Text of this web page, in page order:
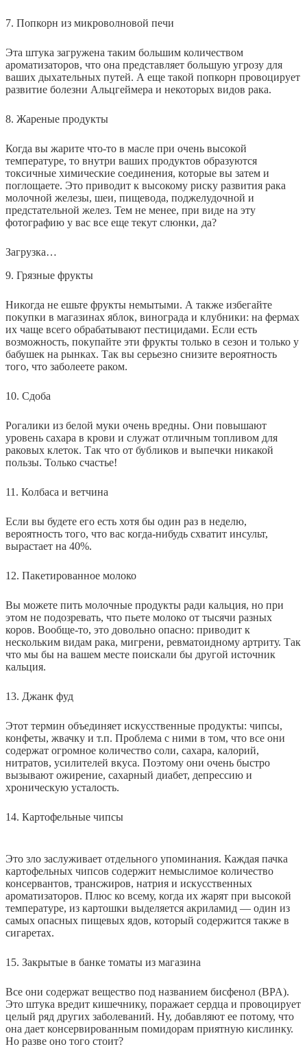
7. Попкорн из микроволновой печи
Эта штука загружена таким большим количеством
ароматизаторов, что она представляет большую угрозу для
ваших дыхательных путей. А еще такой попкорн провоцирует
развитие болезни Альцгеймера и некоторых видов рака.
8. Жареные продукты
Когда вы жарите что-то в масле при очень высокой
температуре, то внутри ваших продуктов образуются
токсичные химические соединения, которые вы затем и
поглощаете. Это приводит к высокому риску развития рака
молочной железы, шеи, пищевода, поджелудочной и
предстательной желез. Тем не менее, при виде на эту
фотографию у вас все еще текут слюнки, да?
Загрузка…
9. Грязные фрукты
Никогда не ешьте фрукты немытыми. А также избегайте
покупки в магазинах яблок, винограда и клубники: на фермах
их чаще всего обрабатывают пестицидами. Если есть
возможность, покупайте эти фрукты только в сезон и только у
бабушек на рынках. Так вы серьезно снизите вероятность
того, что заболеете раком.
10. Сдоба
Рогалики из белой муки очень вредны. Они повышают
уровень сахара в крови и служат отличным топливом для
раковых клеток. Так что от бубликов и выпечки никакой
пользы. Только счастье!
11. Колбаса и ветчина
Если вы будете его есть хотя бы один раз в неделю,
вероятность того, что вас когда-нибудь схватит инсульт,
вырастает на 40%.
12. Пакетированное молоко
Вы можете пить молочные продукты ради кальция, но при
этом не подозревать, что пьете молоко от тысячи разных
коров. Вообще-то, это довольно опасно: приводит к
нескольким видам рака, мигрени, ревматоидному артриту. Так
что мы бы на вашем месте поискали бы другой источник
кальция.
13. Джанк фуд
Этот термин объединяет искусственные продукты: чипсы,
конфеты, жвачку и т.п. Проблема с ними в том, что все они
содержат огромное количество соли, сахара, калорий,
нитратов, усилителей вкуса. Поэтому они очень быстро
вызывают ожирение, сахарный диабет, депрессию и
хроническую усталость.
14. Картофельные чипсы
Это зло заслуживает отдельного упоминания. Каждая пачка
картофельных чипсов содержит немыслимое количество
консервантов, трансжиров, натрия и искусственных
ароматизаторов. Плюс ко всему, когда их жарят при высокой
температуре, из картошки выделяется акриламид — один из
самых опасных пищевых ядов, который содержится также в
сигаретах.
15. Закрытые в банке томаты из магазина
Все они содержат вещество под названием бисфенол (BPA).
Это штука вредит кишечнику, поражает сердца и провоцирует
целый ряд других заболеваний. Ну, добавляют ее потому, что
она дает консервированным помидорам приятную кислинку.
Но разве оно того стоит?